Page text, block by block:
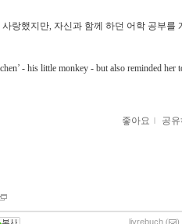
사랑했지만, 자신과 함께 하던 어학 공부를
- his little monkey - but also reminded her
좋아요 ｌ 공유
livrebuch ( )